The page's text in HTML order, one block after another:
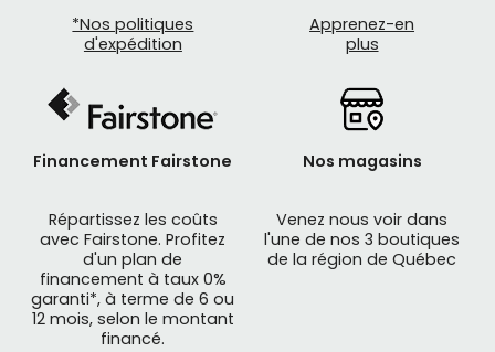
*Nos politiques
d'expédition
Apprenez-en
plus
Financement Fairstone
Répartissez les coûts
avec Fairstone. Profitez
d'un plan de
financement à taux 0%
garanti*, à terme de 6 ou
12 mois, selon le montant
financé.
Nos magasins
Venez nous voir dans
l'une de nos 3 boutiques
de la région de Québec